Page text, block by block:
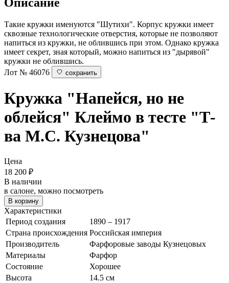
Такие кружки именуются "Шутихи". Корпус кружки имеет
сквозные технологические отверстия, которые не позволяют
напиться из кружки, не облившись при этом. Однако кружка
имеет секрет, зная который, можно напиться из "дырявой"
кружки не облившись.
Лот № 46076
сохранить
Кружка "Напейся, но не
облейся" Клеймо в тесте "Т-
ва М.С. Кузнецова"
Цена
18 200 ₽
В наличии
в салоне, можно посмотреть
В корзину
Характеристики
Период создания
1890 – 1917
Страна происхождения Российская империя
Производитель
Фарфоровые заводы Кузнецовых
Материалы
Фарфор
Состояние
Хорошее
Высота
14.5 см